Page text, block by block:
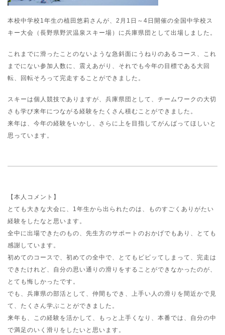
本校中学校1年生の植田悠莉さんが、2月1日～4日開催の全国中学校ス
キー大会（長野県野沢温泉スキー場）に兵庫県団として出場しました。
これまでに滑ったことのないような急斜面にうねりのあるコース、これ
までにない参加人数に、震えあがり、それでも今年の目標である大回
転、回転そろって完走することができました。
スキーは個人競技でありますが、兵庫県団として、チームワークの大切
さも学び来年につながる経験をたくさん積むことができました。
来年は、今年の経験をいかし、さらに上を目指してがんばってほしいと
思っています。
【本人コメント】
とても大きな大会に、1年生から出られたのは、ものすごくありがたい
経験をしたなと思います。
全中に出場できたのもの、先生方のサポートのおかげでもあり、とても
感謝しています。
初めてのコースで、初めての全中で、とてもビビッてしまって、完走は
できたけれど、自分の思い通りの滑りをすることができなかったのが、
とても悔しかったです。
でも、兵庫県の部活として、仲間もでき、上手い人の滑りを間近かで見
て、たくさん学ぶことができました。
来年も、この経験を活かして、もっと上手くなり、本番では、自分の中
で満足のいく滑りをしたいと思います。